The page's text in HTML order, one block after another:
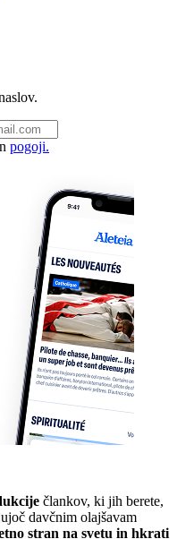
pogoji.
člankov, ki jih berete,
davčnim olajšavam
stran na svetu in hkrati